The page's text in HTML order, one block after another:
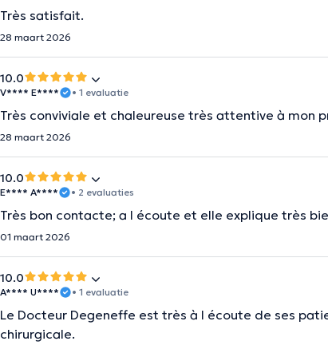
Très satisfait.
28 maart 2026
10.0
V**** E**** • 1 evaluatie
Très conviviale et chaleureuse très attentive à mon
28 maart 2026
10.0
E**** A**** • 2 evaluaties
Très bon contacte; a l écoute et elle explique très
01 maart 2026
10.0
A**** U**** • 1 evaluatie
Le Docteur Degeneffe est très à l écoute de ses
chirurgicale.